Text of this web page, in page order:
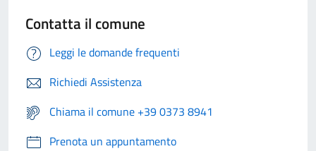
Contatta il comune
Leggi le domande frequenti
Richiedi Assistenza
Chiama il comune +39 0373 8941
Prenota un appuntamento